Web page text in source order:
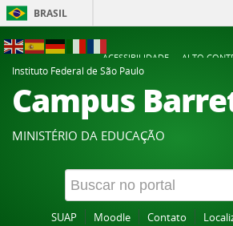
BRASIL
ACESSIBILIDADE
ALTO
Instituto Federal de São Paulo
Campus
MINISTÉRIO DA EDUCAÇÃO
SUAP Moodle Contato